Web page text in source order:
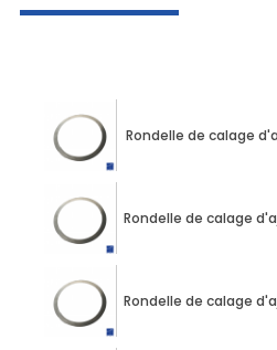
Rondelle de calage
Rondelle de calage
Rondelle de calage